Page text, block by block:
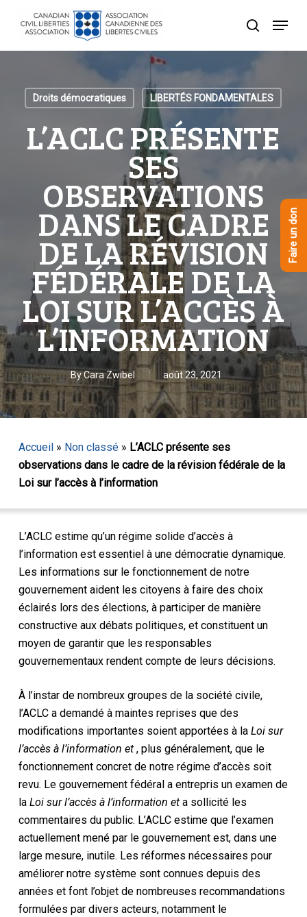
recherche
Menu
Droits démocratiques LIBERTÉS FONDAMENTALES
L’ACLC PRÉSENTE
SES
OBSERVATIONS
DANS LE CADRE
DE LA RÉVISION
FÉDÉRALE DE LA
LOI SUR L’ACCÈS À
L’INFORMATION
ByCara Zwibel août 23, 2021
Accueil» Non classé» L’ACLC présente ses
observations dans le cadre de la révision fédérale de la
Loi sur l’accès à l’information
L’ACLC estime qu’un régime solide d’accès à
l’information est essentiel à une démocratie dynamique.
Les informations sur le fonctionnement de notre
gouvernement aident les citoyens à faire des choix
éclairés lors des élections, à participer de manière
constructive aux débats politiques, et constituent un
moyen de garantir que les responsables
gouvernementaux rendent compte de leurs décisions.
À l’instar de nombreux groupes de la société civile,
l’ACLC a demandé à maintes reprises que des
modifications importantes soient apportées à la Loi sur
l’accès à l’information et , plus généralement, que le
fonctionnement concret de notre régime d’accès soit
revu. Le gouvernement fédéral a entrepris un examen de
la Loi sur l’accès à l’information et a sollicité les
commentaires du public. L’ACLC estime que l’examen
actuellement mené par le gouvernement est, dans une
large mesure, inutile. Les réformes nécessaires pour
améliorer notre système sont connues depuis des
années et font l’objet de nombreuses recommandations
formulées par divers acteurs, notamment le
Faire un don